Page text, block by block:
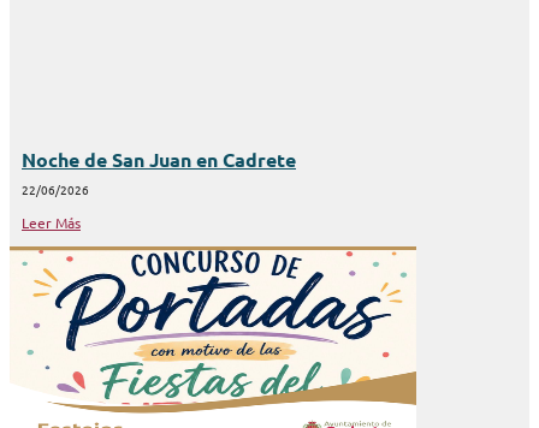
Noche de San Juan en Cadrete
22/06/2026
Leer Más